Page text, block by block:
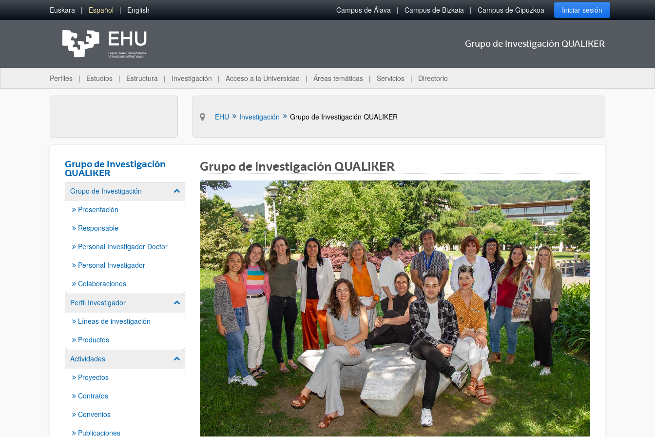
Saltar al contenido principal
Euskara Español English Campus de Álava Campus de Bizkaia Campus de Gipuzkoa Iniciar sesión
Grupo de Investigación QUALIKER
Perfiles Estudios Estructura Investigación Acceso a la Universidad Áreas temáticas Servicios Directorio
EHU Investigación Grupo de Investigación QUALIKER
Grupo de Investigación
QUALIKER
Grupo de Investigación Mostrar/ocultar subpáginas
Presentación
Responsable
Personal Investigador Doctor
Personal Investigador
Colaboraciones
Perfil Investigador
Mostrar/ocultar subpáginas
Líneas de investigación
Productos
Actividades
Mostrar/ocultar subpáginas
Proyectos
Contratos
Convenios
Publicaciones
Grupo de Investigación QUALIKER